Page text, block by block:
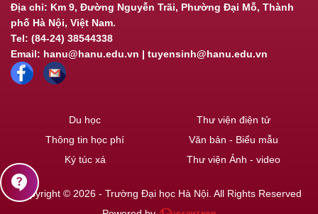
Địa chỉ: Km 9, Đường Nguyễn Trãi, Phường Đại Mỗ, Thành
phố Hà Nội, Việt Nam.
Tel: (84-24) 38544338
Email: hanu@hanu.edu.vn | tuyensinh@hanu.edu.vn
Du học
Thông tin học phí
Ký túc xá
Thư viện điện tử
Văn bản - Biểu mẫu
Thư viện Ảnh - video
Copyright © 2026 - Trường Đại học Hà Nội. All Rights Reserved
contact_support